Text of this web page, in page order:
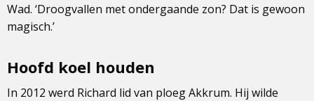
Wad. ‘Droogvallen met ondergaande zon? Dat is gewoon
magisch.’
Hoofd koel houden
In 2012 werd Richard lid van ploeg Akkrum. Hij wilde